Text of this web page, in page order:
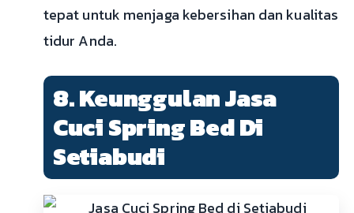
tepat untuk menjaga kebersihan dan kualitas
tidur Anda.
8. Keunggulan Jasa
Cuci Spring Bed Di
Setiabudi